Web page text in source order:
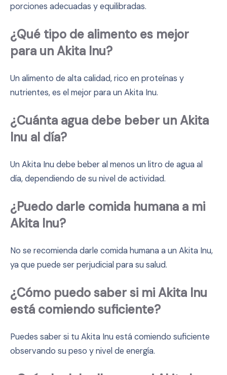
porciones adecuadas y equilibradas.
¿Qué tipo de alimento es mejor
para un Akita Inu?
Un alimento de alta calidad, rico en proteínas y
nutrientes, es el mejor para un Akita Inu.
¿Cuánta agua debe beber un Akita
Inu al día?
Un Akita Inu debe beber al menos un litro de agua al
día, dependiendo de su nivel de actividad.
¿Puedo darle comida humana a mi
Akita Inu?
No se recomienda darle comida humana a un Akita Inu,
ya que puede ser perjudicial para su salud.
¿Cómo puedo saber si mi Akita Inu
está comiendo suficiente?
Puedes saber si tu Akita Inu está comiendo suficiente
observando su peso y nivel de energía.